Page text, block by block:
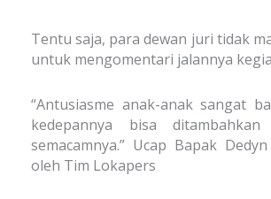
Tentu saja, para dewan juri tidak
untuk mengomentari jalannya
“Antusiasme anak-anak sangat
kedepannya bisa
semacamnya.” Ucap Bapak
oleh Tim Lokapers